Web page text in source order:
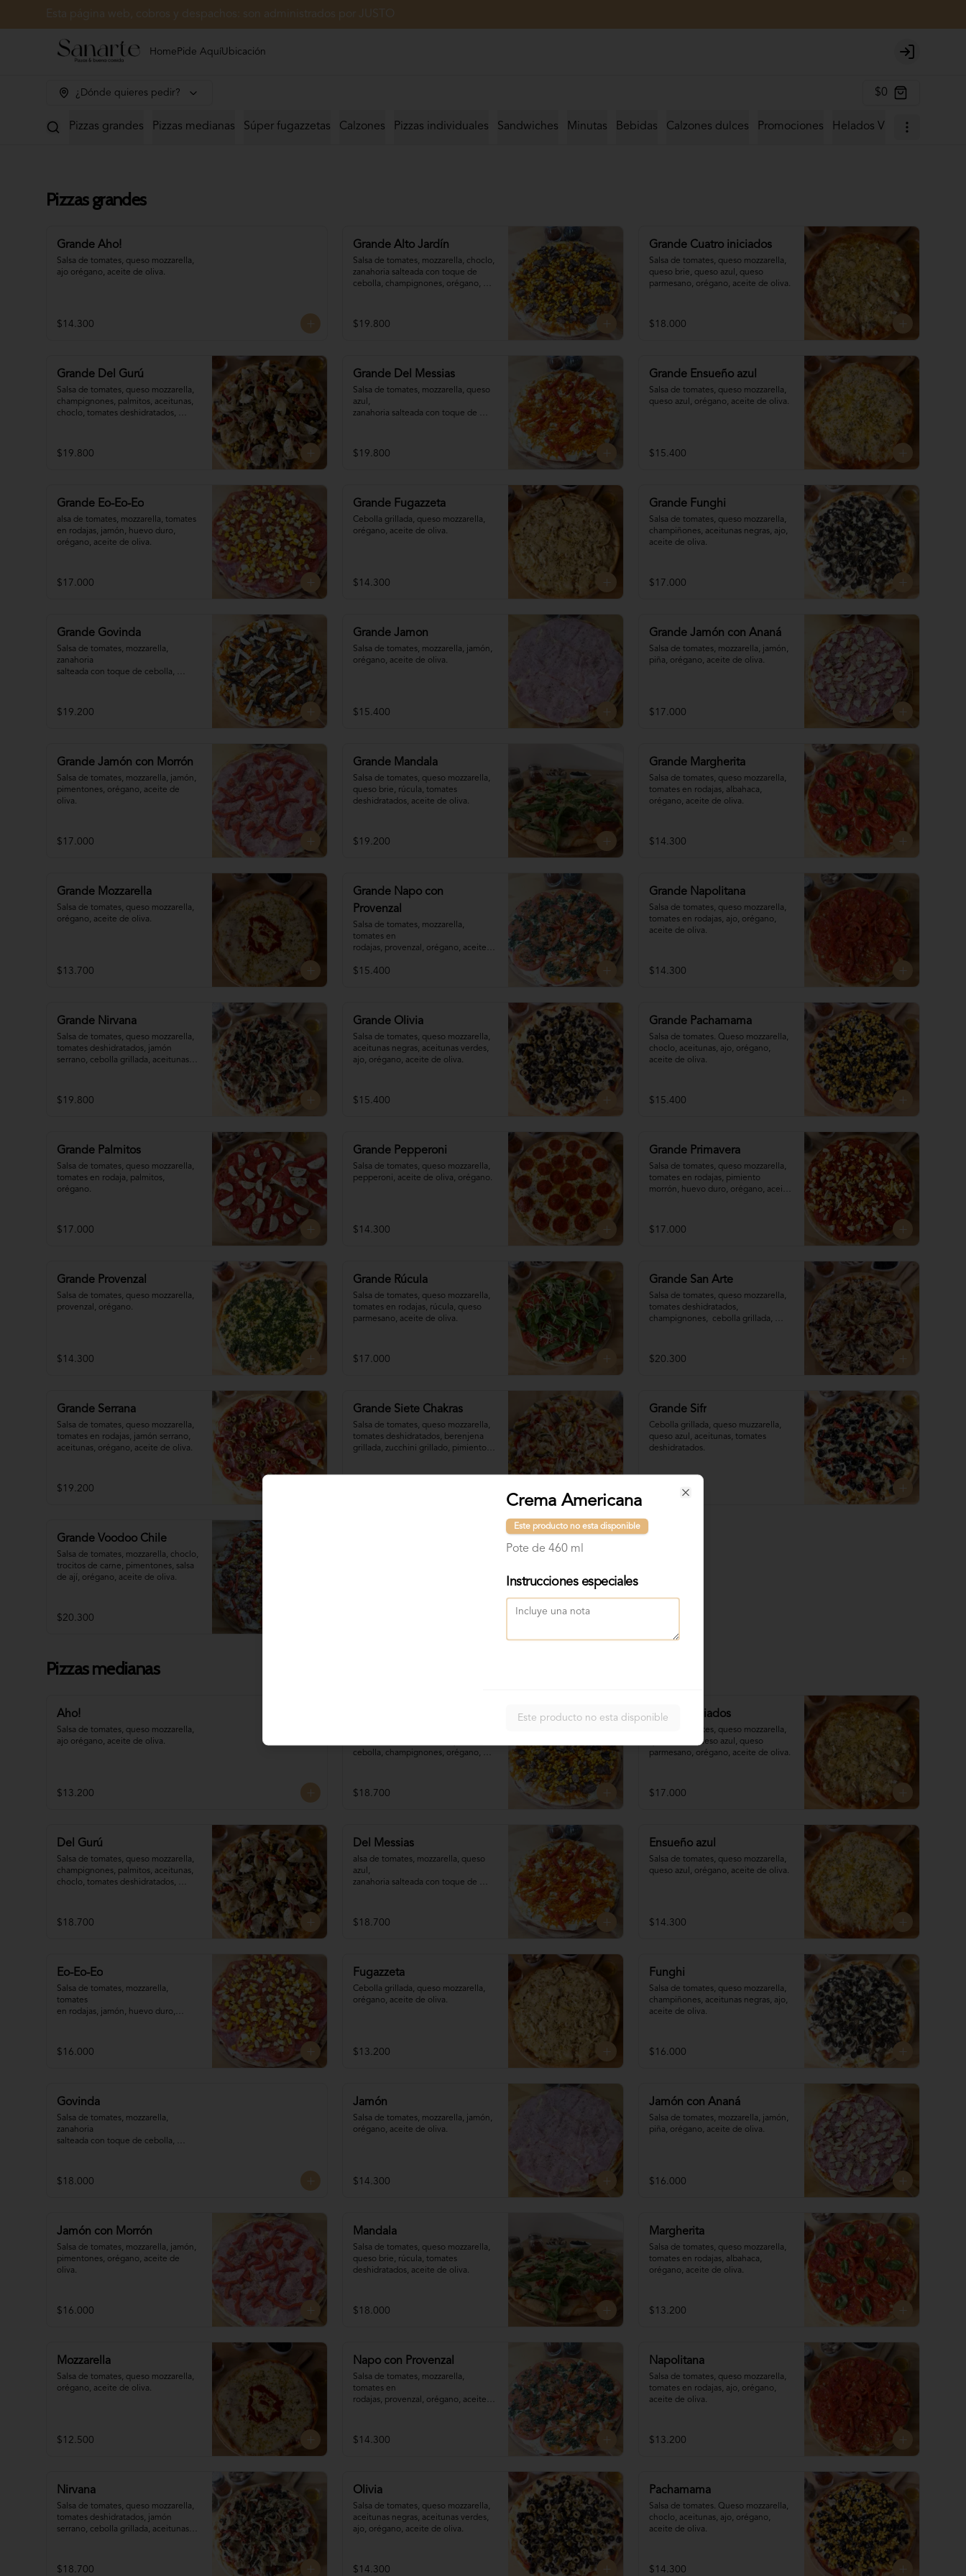
Esta página web, cobros y despachos: son administrados por JUSTO
Home Pide AquíUbicación
Login
¿Dónde quieres pedir? $0
Pizzas grandes Pizzas medianas Súper fugazzetas Calzones Pizzas individuales Sandwiches Minutas Bebidas Calzones dulces Promociones Helados Vittore
Pizzas grandes
Grande Aho!
Salsa de tomates, queso mozzarella,
ajo orégano, aceite de oliva.
$14.300
Grande Alto Jardín
Salsa de tomates, mozzarella, choclo,
zanahoria salteada con toque de
cebolla, champignones, orégano,
$19.800
Grande Cuatro iniciados
Salsa de tomates, queso mozzarella,
queso brie, queso azul, queso
parmesano, orégano, aceite de oliva.
$18.000
Grande Del Gurú
Salsa de tomates, queso mozzarella,
champignones, palmitos, aceitunas,
choclo, tomates deshidratados,
$19.800
Grande Del Messias
Salsa de tomates, mozzarella, queso
azul,
zanahoria salteada con toque de
oliva.
$19.800
Grande Ensueño azul
Salsa de tomates, queso mozzarella,
queso azul, orégano, aceite de oliva.
$15.400
Grande Eo-Eo-Eo
alsa de tomates, mozzarella, tomates
en rodajas, jamón, huevo duro,
orégano, aceite de oliva.
$17.000
Grande Fugazzeta
Cebolla grillada, queso mozzarella,
orégano, aceite de oliva.
$14.300
Grande Funghi
Salsa de tomates, queso mozzarella,
champiñones, aceitunas negras, ajo,
aceite de oliva.
$17.000
Grande Govinda
Salsa de tomates, mozzarella,
zanahoria
salteada con toque de cebolla,
palmitos, orégano.
$19.200
Grande Jamon
Salsa de tomates, mozzarella, jamón,
orégano, aceite de oliva.
$15.400
Grande Jamón con Ananá
Salsa de tomates, mozzarella, jamón,
piña, orégano, aceite de oliva.
$17.000
Grande Jamón con Morrón
Salsa de tomates, mozzarella, jamón,
pimentones, orégano, aceite de
oliva.
$17.000
Grande Mandala
Salsa de tomates, queso mozzarella,
queso brie, rúcula, tomates
deshidratados, aceite de oliva.
$19.200
Grande Margherita
Salsa de tomates, queso mozzarella,
tomates en rodajas, albahaca,
orégano, aceite de oliva.
$14.300
Grande Mozzarella
Salsa de tomates, queso mozzarella,
orégano, aceite de oliva.
$13.700
Grande Napo con
Provenzal
Salsa de tomates, mozzarella,
tomates en
rodajas, provenzal, orégano, aceite
$15.400
Grande Napolitana
Salsa de tomates, queso mozzarella,
tomates en rodajas, ajo, orégano,
aceite de oliva.
$14.300
Grande Nirvana
Salsa de tomates, queso mozzarella,
tomates deshidratados, jamón
serrano, cebolla grillada, aceitunas,
$19.800
Grande Olivia
Salsa de tomates, queso mozzarella,
aceitunas negras, aceitunas verdes,
ajo, orégano, aceite de oliva.
$15.400
Grande Pachamama
Salsa de tomates. Queso mozzarella,
choclo, aceitunas, ajo, orégano,
aceite de oliva.
$15.400
Grande Palmitos
Salsa de tomates, queso mozzarella,
tomates en rodaja, palmitos,
orégano.
$17.000
Grande Pepperoni
Salsa de tomates, queso mozzarella,
pepperoni, aceite de oliva, orégano.
$14.300
Grande Primavera
Salsa de tomates, queso mozzarella,
tomates en rodajas, pimiento
morrón, huevo duro, orégano, aceite
$17.000
Grande Provenzal
Salsa de tomates, queso mozzarella,
provenzal, orégano.
$14.300
Grande Rúcula
Salsa de tomates, queso mozzarella,
tomates en rodajas, rúcula, queso
parmesano, aceite de oliva.
$17.000
Grande San Arte
Salsa de tomates, queso mozzarella,
tomates deshidratados,
champignones,  cebolla grillada,
$20.300
Grande Serrana
Salsa de tomates, queso mozzarella,
tomates en rodajas, jamón serrano,
aceitunas, orégano, aceite de oliva.
$19.200
Grande Siete Chakras
Salsa de tomates, queso mozzarella,
tomates deshidratados, berenjena
grillada, zucchini grillado, pimiento
Grande Sifr
Cebolla grillada, queso muzzarella,
queso azul, aceitunas, tomates
deshidratados.
$19.800
Grande Voodoo Chile
Salsa de tomates, mozzarella, choclo,
trocitos de carne, pimentones, salsa
de ají, orégano, aceite de oliva.
$20.300
Pizzas medianas
Aho!
Salsa de tomates, queso mozzarella,
ajo orégano, aceite de oliva.
$13.200
cebolla, champignones, orégano,
$18.700
Cuatro iniciados
Salsa de tomates, queso mozzarella,
queso brie, queso azul, queso
parmesano, orégano, aceite de oliva.
$17.000
Del Gurú
Salsa de tomates, queso mozzarella,
champignones, palmitos, aceitunas,
choclo, tomates deshidratados,
$18.700
Del Messias
alsa de tomates, mozzarella, queso
azul,
zanahoria salteada con toque de
oliva.
$18.700
Ensueño azul
Salsa de tomates, queso mozzarella,
queso azul, orégano, aceite de oliva.
$14.300
Eo-Eo-Eo
Salsa de tomates, mozzarella,
tomates
en rodajas, jamón, huevo duro,
$16.000
Fugazzeta
Cebolla grillada, queso mozzarella,
orégano, aceite de oliva.
$13.200
Funghi
Salsa de tomates, queso mozzarella,
champiñones, aceitunas negras, ajo,
aceite de oliva.
$16.000
Govinda
Salsa de tomates, mozzarella,
zanahoria
salteada con toque de cebolla,
palmitos, orégano.
$18.000
Jamón
Salsa de tomates, mozzarella, jamón,
orégano, aceite de oliva.
$14.300
Jamón con Ananá
Salsa de tomates, mozzarella, jamón,
piña, orégano, aceite de oliva.
$16.000
Jamón con Morrón
Salsa de tomates, mozzarella, jamón,
pimentones, orégano, aceite de
oliva.
$16.000
Mandala
Salsa de tomates, queso mozzarella,
queso brie, rúcula, tomates
deshidratados, aceite de oliva.
$18.000
Margherita
Salsa de tomates, queso mozzarella,
tomates en rodajas, albahaca,
orégano, aceite de oliva.
$13.200
Mozzarella
Salsa de tomates, queso mozzarella,
orégano, aceite de oliva.
$12.500
Napo con Provenzal
Salsa de tomates, mozzarella,
tomates en
rodajas, provenzal, orégano, aceite
$14.300
Napolitana
Salsa de tomates, queso mozzarella,
tomates en rodajas, ajo, orégano,
aceite de oliva.
$13.200
Nirvana
Salsa de tomates, queso mozzarella,
tomates deshidratados, jamón
serrano, cebolla grillada, aceitunas,
$18.700
Olivia
Salsa de tomates, queso mozzarella,
aceitunas negras, aceitunas verdes,
ajo, orégano, aceite de oliva.
$14.300
Pachamama
Salsa de tomates. Queso mozzarella,
choclo, aceitunas, ajo, orégano,
aceite de oliva.
$14.300
Crema Americana
Este producto no esta disponible
Pote de 460 ml
Instrucciones especiales
Este producto no esta disponible